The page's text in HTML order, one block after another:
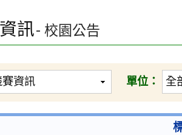
訊- 校園公告
單位：